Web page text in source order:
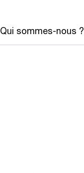
Qui sommes-nous ?